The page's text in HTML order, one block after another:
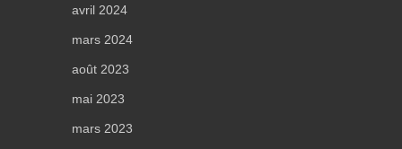
avril 2024
mars 2024
août 2023
mai 2023
mars 2023